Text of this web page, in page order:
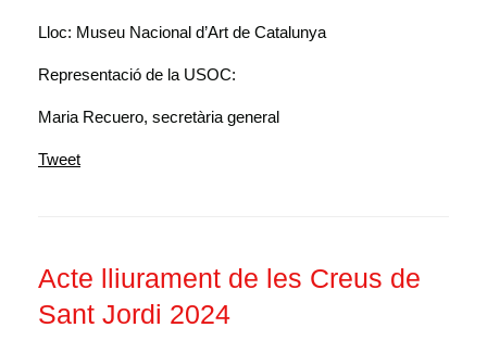
Lloc: Museu Nacional d’Art de Catalunya
Representació de la USOC:
Maria Recuero, secretària general
Tweet
Acte lliurament de les Creus de
Sant Jordi 2024